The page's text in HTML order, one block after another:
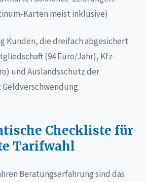
Karten meist inklusive)
Kunden, die dreifach abgesichert
(94 Euro/Jahr), Kfz-
und Auslandsschutz der
Checkliste für
Tarifwahl
Beratungserfahrung sind das